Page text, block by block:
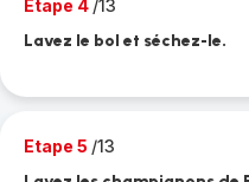
Etape 4 /13
Lavez le bol et séchez-le.
Etape 5 /13